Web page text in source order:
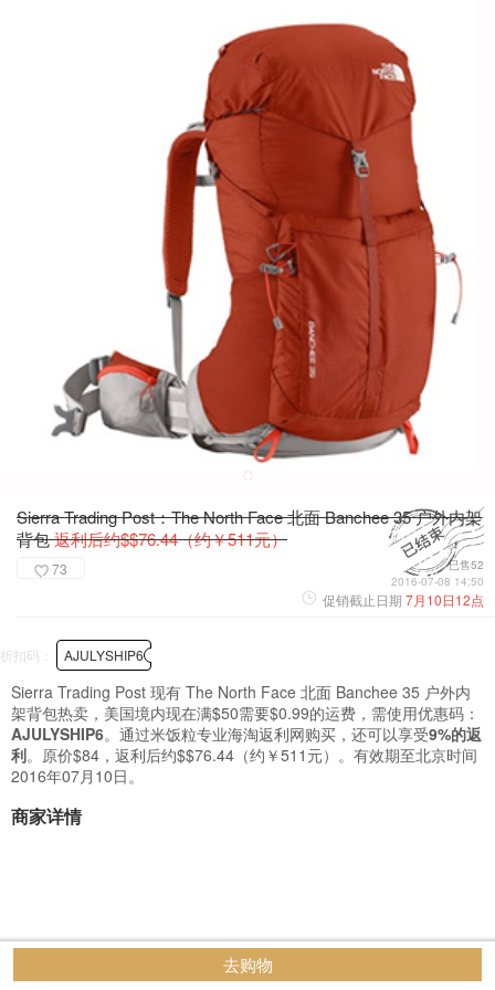
Sierra Trading Post：The North Face 北面 Banchee 35 户外内架
背包返利后约$$76.44（约￥511元）
73
已售52
2016-07-08 14:50
促销截止日期 7月10日12点
折扣码： AJULYSHIP6
Sierra Trading Post 现有 The North Face 北面 Banchee 35 户外内
架背包热卖，美国境内现在满$50需要$0.99的运费，需使用优惠码：
AJULYSHIP6。通过米饭粒专业海淘返利网购买，还可以享受9%的返
利。原价$84，返利后约$$76.44（约￥511元）。有效期至北京时间
2016年07月10日。
商家详情
去购物